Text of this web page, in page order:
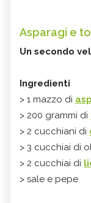
Asparagi e
Un secondo
Ingredienti
> 1 mazzo di
> 200 grammi di
> 2 cucchiani di
> 3 cucchiai di
> 2 cucchiai di
> sale e pepe